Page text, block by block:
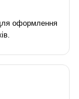
оформлення